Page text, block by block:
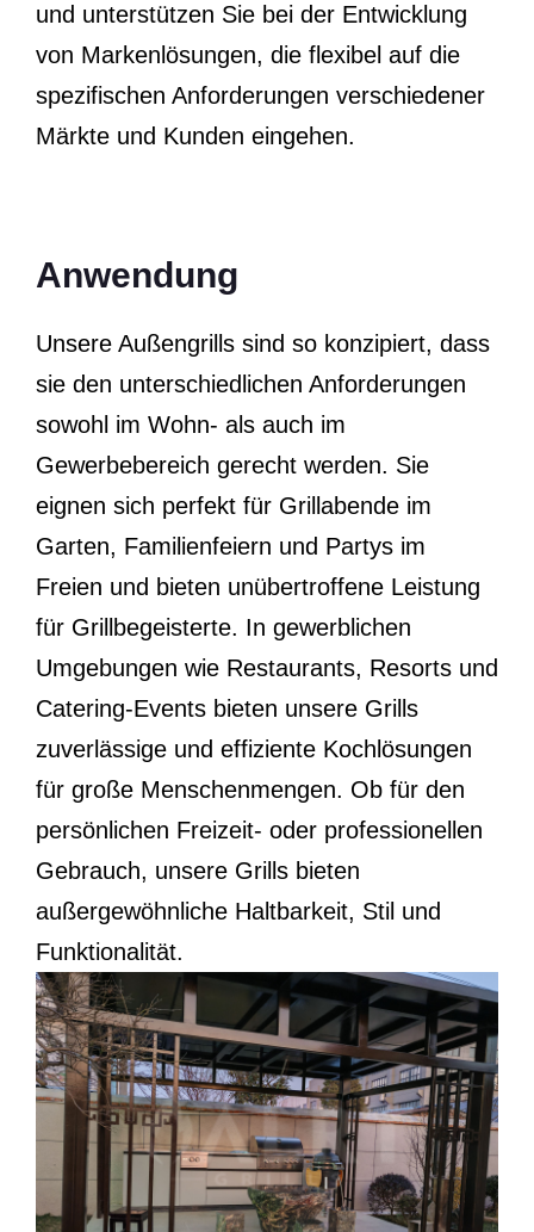
und unterstützen Sie bei der Entwicklung
von Markenlösungen, die flexibel auf die
spezifischen Anforderungen verschiedener
Märkte und Kunden eingehen.
Anwendung
Unsere Außengrills sind so konzipiert, dass
sie den unterschiedlichen Anforderungen
sowohl im Wohn- als auch im
Gewerbebereich gerecht werden. Sie
eignen sich perfekt für Grillabende im
Garten, Familienfeiern und Partys im
Freien und bieten unübertroffene Leistung
für Grillbegeisterte. In gewerblichen
Umgebungen wie Restaurants, Resorts und
Catering-Events bieten unsere Grills
zuverlässige und effiziente Kochlösungen
für große Menschenmengen. Ob für den
persönlichen Freizeit- oder professionellen
Gebrauch, unsere Grills bieten
außergewöhnliche Haltbarkeit, Stil und
Funktionalität.